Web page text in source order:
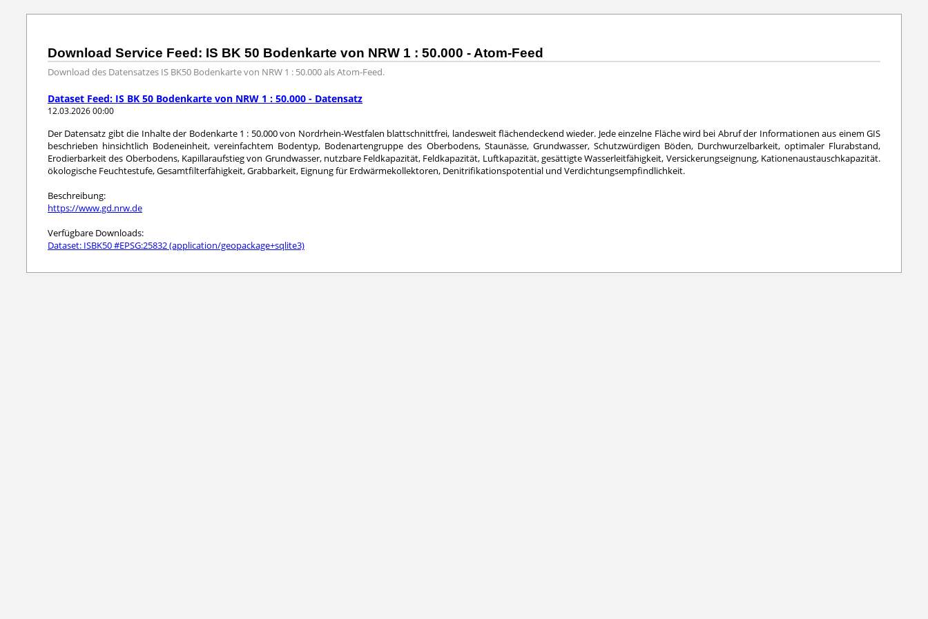
Download Service Feed: IS BK 50 Bodenkarte von NRW 1 : 50.000 - Atom-Feed
Download des Datensatzes IS BK50 Bodenkarte von NRW 1 : 50.000 als Atom-Feed.
Dataset Feed: IS BK 50 Bodenkarte von NRW 1 : 50.000 - Datensatz
12.03.2026 00:00
Der Datensatz gibt die Inhalte der Bodenkarte 1 : 50.000 von Nordrhein-Westfalen blattschnittfrei, landesweit flächendeckend wieder. Jede einzelne Fläche wird bei Abruf der Informationen aus einem GIS
beschrieben hinsichtlich Bodeneinheit, vereinfachtem Bodentyp, Bodenartengruppe des Oberbodens, Staunässe, Grundwasser, Schutzwürdigen Böden, Durchwurzelbarkeit, optimaler Flurabstand,
Erodierbarkeit des Oberbodens, Kapillaraufstieg von Grundwasser, nutzbare Feldkapazität, Feldkapazität, Luftkapazität, gesättigte Wasserleitfähigkeit, Versickerungseignung, Kationenaustauschkapazität.
ökologische Feuchtestufe, Gesamtfilterfähigkeit, Grabbarkeit, Eignung für Erdwärmekollektoren, Denitrifikationspotential und Verdichtungsempfindlichkeit.
Beschreibung:
https://www.gd.nrw.de
Verfügbare Downloads:
Dataset: ISBK50 #EPSG:25832 (application/geopackage+sqlite3)